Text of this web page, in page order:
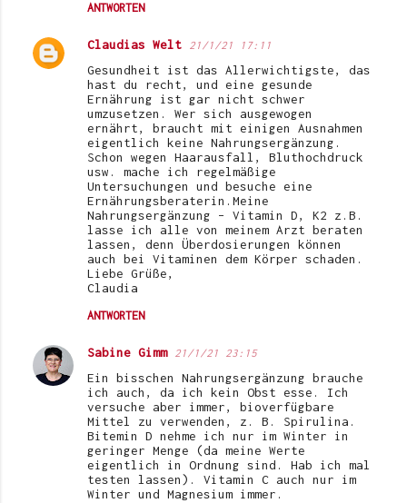
ANTWORTEN
Claudias Welt 21/1/21 17:11
Gesundheit ist das Allerwichtigste, das
hast du recht, und eine gesunde
Ernährung ist gar nicht schwer
umzusetzen. Wer sich ausgewogen
ernährt, braucht mit einigen Ausnahmen
eigentlich keine Nahrungsergänzung.
Schon wegen Haarausfall, Bluthochdruck
usw. mache ich regelmäßige
Untersuchungen und besuche eine
Ernährungsberaterin.Meine
Nahrungsergänzung – Vitamin D, K2 z.B.
lasse ich alle von meinem Arzt beraten
lassen, denn Überdosierungen können
auch bei Vitaminen dem Körper schaden.
Liebe Grüße,
Claudia
ANTWORTEN
Sabine Gimm 21/1/21 23:15
Ein bisschen Nahrungsergänzung brauche
ich auch, da ich kein Obst esse. Ich
versuche aber immer, bioverfügbare
Mittel zu verwenden, z. B. Spirulina.
Bitemin D nehme ich nur im Winter in
geringer Menge (da meine Werte
eigentlich in Ordnung sind. Hab ich mal
testen lassen). Vitamin C auch nur im
Winter und Magnesium immer.